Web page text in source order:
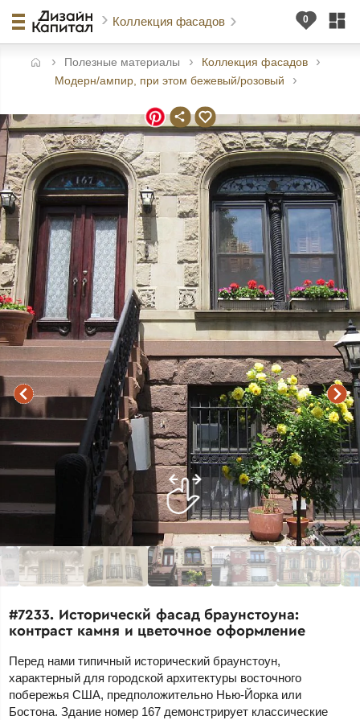
Коллекция фасадов
Полезные материалы
Коллекция фасадов
Модерн/ампир, при этом бежевый/розовый
#7233. Историческй фасад браунстоуна:
контраст камня и цветочное оформление
Перед нами типичный исторический браунстоун,
характерный для городской архитектуры восточного
побережья США, предположительно Нью-Йорка или
Бостона. Здание номер 167 демонстрирует классические